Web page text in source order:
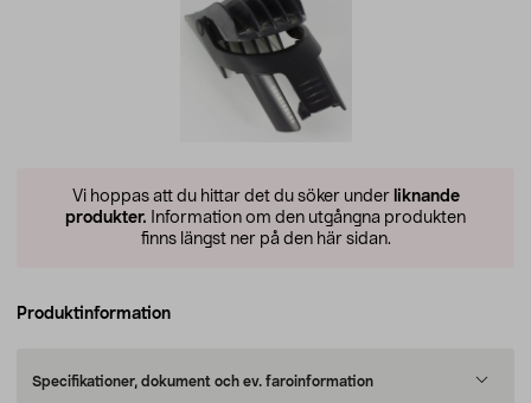
Vi hoppas att du hittar det du söker under liknande
produkter. Information om den utgångna produkten
finns längst ner på den här sidan.
Produktinformation
Specifikationer, dokument och ev. faroinformation